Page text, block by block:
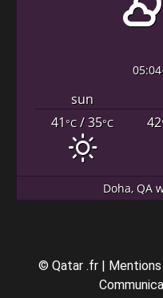
05:04
sun
41°C/ 35°C 42
Doha, QA
© Qatar .fr |